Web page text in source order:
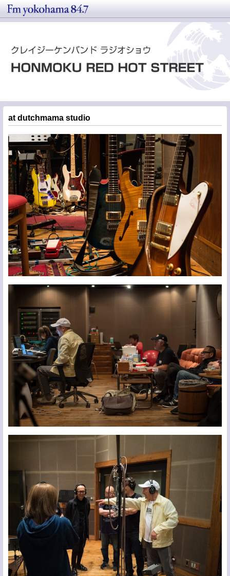
at dutchmama studio